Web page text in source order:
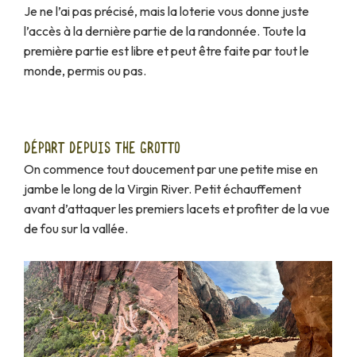
Je ne l’ai pas précisé, mais la loterie vous donne juste
l’accès à la dernière partie de la randonnée. Toute la
première partie est libre et peut être faite par tout le
monde, permis ou pas.
DÉPART DEPUIS THE GROTTO
On commence tout doucement par une petite mise en
jambe le long de la Virgin River. Petit échauffement
avant d’attaquer les premiers lacets et profiter de la vue
de fou sur la vallée.